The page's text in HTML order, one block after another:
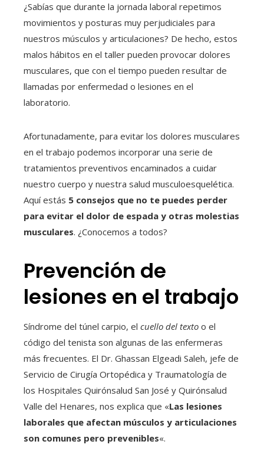
¿Sabías que durante la jornada laboral repetimos
movimientos y posturas muy perjudiciales para
nuestros músculos y articulaciones? De hecho, estos
malos hábitos en el taller pueden provocar dolores
musculares, que con el tiempo pueden resultar de
llamadas por enfermedad o lesiones en el
laboratorio.
Afortunadamente, para evitar los dolores musculares
en el trabajo podemos incorporar una serie de
tratamientos preventivos encaminados a cuidar
nuestro cuerpo y nuestra salud musculoesquelética.
Aquí estás 5 consejos que no te puedes perder
para evitar el dolor de espada y otras molestias
musculares. ¿Conocemos a todos?
Prevención de
lesiones en el trabajo
Síndrome del túnel carpio, el cuello del texto o el
código del tenista son algunas de las enfermeras
más frecuentes. El Dr. Ghassan Elgeadi Saleh, jefe de
Servicio de Cirugía Ortopédica y Traumatología de
los Hospitales Quirónsalud San José y Quirónsalud
Valle del Henares, nos explica que «Las lesiones
laborales que afectan músculos y articulaciones
son comunes pero prevenibles«.